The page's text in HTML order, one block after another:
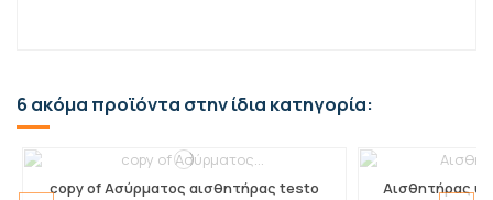
6 ακόμα προϊόντα στην ίδια κατηγορία:
copy of Ασύρματος αισθητήρας testo
Αισθητήρας